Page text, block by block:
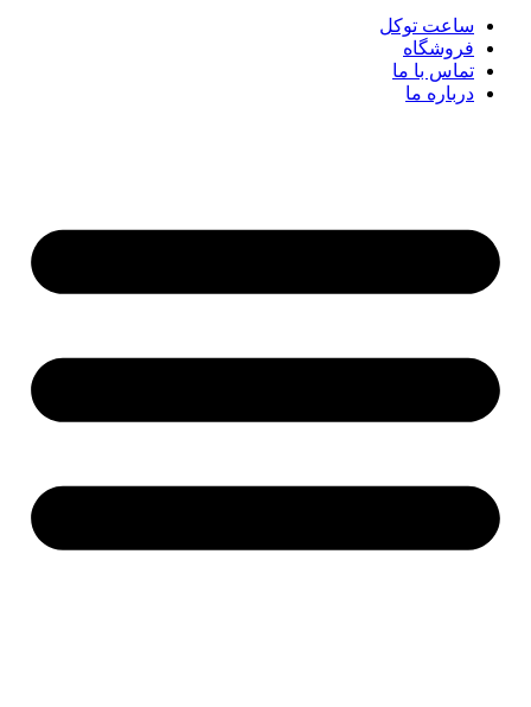
ساعت توکل
فروشگاه
تماس با ما
درباره ما